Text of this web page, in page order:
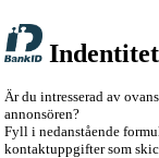
Är du intresserad av
annonsören?
Fyll i nedanstående
kontaktuppgifter som